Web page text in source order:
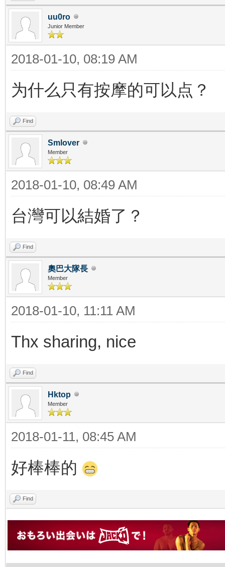
uu0ro
Junior Member
2018-01-10, 08:19 AM
为什么只有按摩的可以点？
Find
Smlover
Member
2018-01-10, 08:49 AM
台灣可以結婚了？
Find
奧巴大隊長
Member
2018-01-10, 11:11 AM
Thx sharing, nice
Find
Hktop
Member
2018-01-11, 08:45 AM
好棒棒的
Find